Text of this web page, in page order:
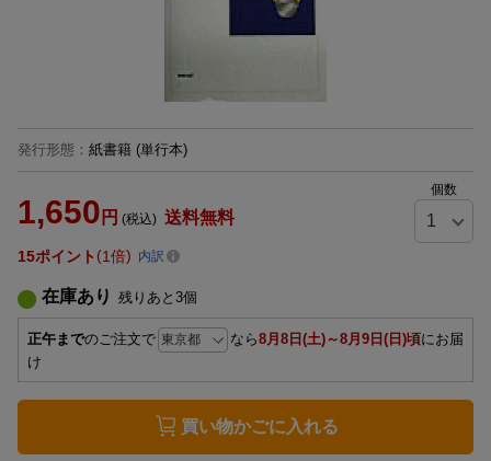
発行形態 ： 紙書籍 (単行本)
1,650 円 (税込) 送料無料
個数
15ポイント 1倍 内訳
在庫あり 残りあと 3個
正午までのご注文で なら8月8日(土)～8月9日(日)頃にお届
け
買い物かごに入れる